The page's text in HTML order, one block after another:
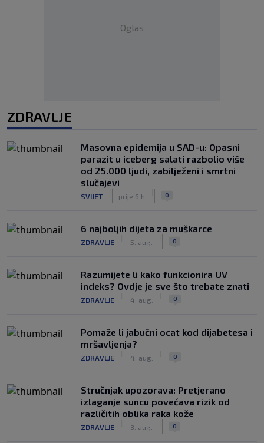
Oglas
ZDRAVLJE
Masovna epidemija u SAD-u: Opasni
parazit u iceberg salati razbolio više
od 25.000 ljudi, zabilježeni i smrtni
slučajevi
SVIJET prije 6 h 0
6 najboljih dijeta za muškarce
ZDRAVLJE 5. aug. 0
Razumijete li kako funkcionira UV
indeks? Ovdje je sve što trebate znati
ZDRAVLJE 4. aug. 0
Pomaže li jabučni ocat kod dijabetesa i
mršavljenja?
ZDRAVLJE 4. aug. 0
Stručnjak upozorava: Pretjerano
izlaganje suncu povećava rizik od
različitih oblika raka kože
ZDRAVLJE 3. aug. 0